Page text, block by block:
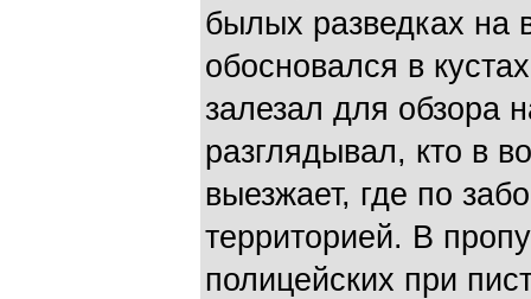
былых разведках на
обосновался в
залезал для обзора
разглядывал, кто в
выезжает, где по
территорией. В
полицейских при